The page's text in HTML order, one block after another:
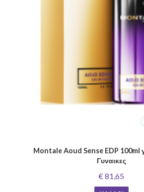
Montale Aoud Sense EDP 100ml
Γυναικες
€ 81,65